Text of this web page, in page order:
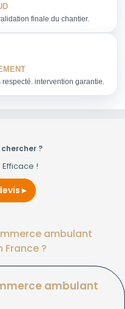
finale du chantier.
intervention garantie.
?
!
ambulant
France ?
ambulant